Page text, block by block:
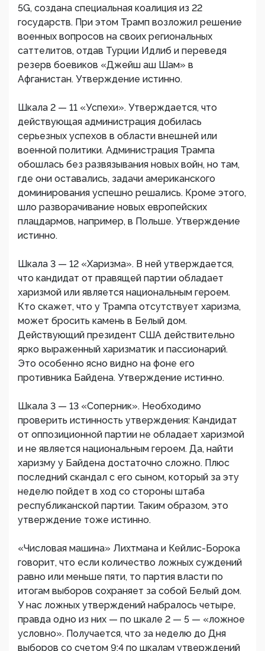
5G, создана специальная коалиция из 22
государств. При этом Трамп возложил решение
военных вопросов на своих региональных
саттелитов, отдав Турции Идлиб и переведя
резерв боевиков «Джейш аш Шам» в
Афганистан. Утверждение истинно.
Шкала 2 — 11 «Успехи». Утверждается, что
действующая администрация добилась
серьезных успехов в области внешней или
военной политики. Администрация Трампа
обошлась без развязывания новых войн, но там,
где они оставались, задачи американского
доминирования успешно решались. Кроме этого,
шло разворачивание новых европейских
плацдармов, например, в Польше. Утверждение
истинно.
Шкала 3 — 12 «Харизма». В ней утверждается,
что кандидат от правящей партии обладает
харизмой или является национальным героем.
Кто скажет, что у Трампа отсутствует харизма,
может бросить камень в Белый дом.
Действующий президент США действительно
ярко выраженный харизматик и пассионарий.
Это особенно ясно видно на фоне его
противника Байдена. Утверждение истинно.
Шкала 3 — 13 «Соперник». Необходимо
проверить истинность утверждения: Кандидат
от оппозиционной партии не обладает харизмой
и не является национальным героем. Да, найти
харизму у Байдена достаточно сложно. Плюс
последний скандал с его сыном, который за эту
неделю пойдет в ход со стороны штаба
республиканской партии. Таким образом, это
утверждение тоже истинно.
«Числовая машина» Лихтмана и Кейлис-Борока
говорит, что если количество ложных суждений
равно или меньше пяти, то партия власти по
итогам выборов сохраняет за собой Белый дом.
У нас ложных утверждений набралось четыре,
правда одно из них — по шкале 2 — 5 — «ложное
условно». Получается, что за неделю до Дня
выборов со счетом 9:4 по шкалам утверждений